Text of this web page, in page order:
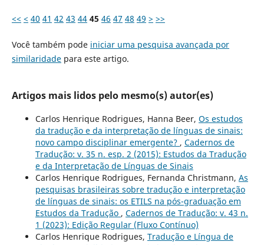
<< < 40 41 42 43 44 45 46 47 48 49 > >>
Você também pode iniciar uma pesquisa avançada por
similaridadepara este artigo.
Artigos mais lidos pelo mesmo(s) autor(es)
Carlos Henrique Rodrigues, Hanna Beer, Os estudos
da tradução e da interpretação de línguas de sinais:
novo campo disciplinar emergente? , Cadernos de
Tradução: v. 35 n. esp. 2 (2015): Estudos da Tradução
e da Interpretação de Línguas de Sinais
Carlos Henrique Rodrigues, Fernanda Christmann, As
pesquisas brasileiras sobre tradução e interpretação
de línguas de sinais: os ETILS na pós-graduação em
Estudos da Tradução , Cadernos de Tradução: v. 43 n.
1 (2023): Edição Regular (Fluxo Contínuo)
Carlos Henrique Rodrigues, Tradução e Língua de